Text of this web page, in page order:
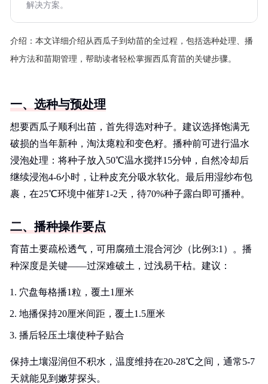
解决方案。
介绍： 本文详细介绍从西瓜子到幼苗的全过程，包括选种处理、播
种方法和苗期管理，帮助读者轻松掌握西瓜育苗的关键步骤。
一、选种与预处理
想要西瓜子顺利出苗，首先得选对种子。建议选择饱满无
破损的当年新种，淘汰瘪粒和变色籽。播种前可进行温水
浸泡处理：将种子放入50℃温水搅拌15分钟，自然冷却后
继续浸泡4-6小时，让种皮充分吸水软化。最后用湿纱布包
裹，在25℃环境中催芽1-2天，待70%种子露白即可播种。
二、播种操作要点
育苗土要疏松透气，可用腐殖土混合河沙（比例3:1）。播
种深度是关键——过深难破土，过浅易干枯。建议：
穴盘每格播1粒，覆土1厘米
地播保持20厘米间距，覆土1.5厘米
播后轻压土壤使种子贴合
保持土壤湿润但不积水，温度维持在20-28℃之间，通常5-7
天就能见到嫩芽探头。